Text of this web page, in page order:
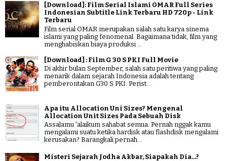
[Download]: Film Serial Islami OMAR Full Series
Indonesian Subtitle Link Terbaru HD 720p - Link
Terbaru
Film serial OMAR merupakan salah satu karya sinema
islami yang paling fenomenal. Bagaimana tidak, film yang
menghabiskan biaya produksi ...
[Download] : Film G 30 S PKI Full Movie
Di akhir bulan September, salah satu peritiwa yang paling
menarik dalam sejarah Indonesia adalah tentang
pemberontakan G30 S PKI. Perist...
Apa itu Allocation Uni Sizes? Mengenal
Allocation Unit Sizes Pada Sebuah Disk
Assalamu 'alaikum sahabat semua. Pernah nggak kamu
mengalami suatu ketika hardisk atau flashdisk mengalami
kerusakan? Barangkali pernah...
Misteri Sejarah Jodha Akbar, Siapakah Dia...?